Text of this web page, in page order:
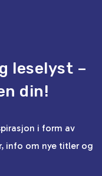
leselyst –
din!
i form av
info om nye titler og